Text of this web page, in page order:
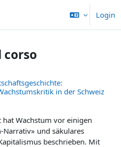
Login
in der Schweiz
Wachstum vor einigen
Narrativ» und säkulares
beschrieben. Mit